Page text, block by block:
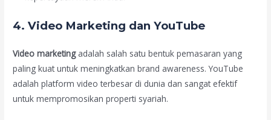
4. Video Marketing dan YouTube
Video marketingadalah salah satu bentuk pemasaran yang
paling kuat untuk meningkatkan brand awareness. YouTube
adalah platform video terbesar di dunia dan sangat efektif
untuk mempromosikan properti syariah.